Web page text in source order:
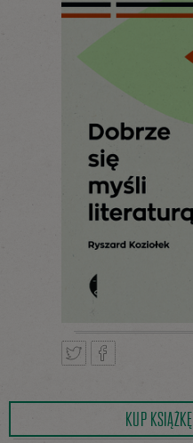
TweetnijPodziel
KUP KSIĄŻKĘ